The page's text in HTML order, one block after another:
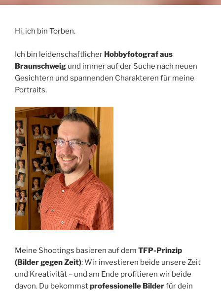
Hi, ich bin Torben.
Ich bin leidenschaftlicher Hobbyfotograf aus
Braunschweig und immer auf der Suche nach neuen
Gesichtern und spannenden Charakteren für meine
Portraits.
Meine Shootings basieren auf dem TFP-Prinzip
(Bilder gegen Zeit): Wir investieren beide unsere Zeit
und Kreativität – und am Ende profitieren wir beide
davon. Du bekommstprofessionelle Bilderfür dein